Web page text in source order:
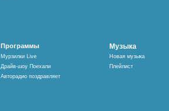
Программы
Мурзилки Live
Драйв-шоу Поехали
Авторадио поздравляет
Музыка
Новая музыка
Плейлист